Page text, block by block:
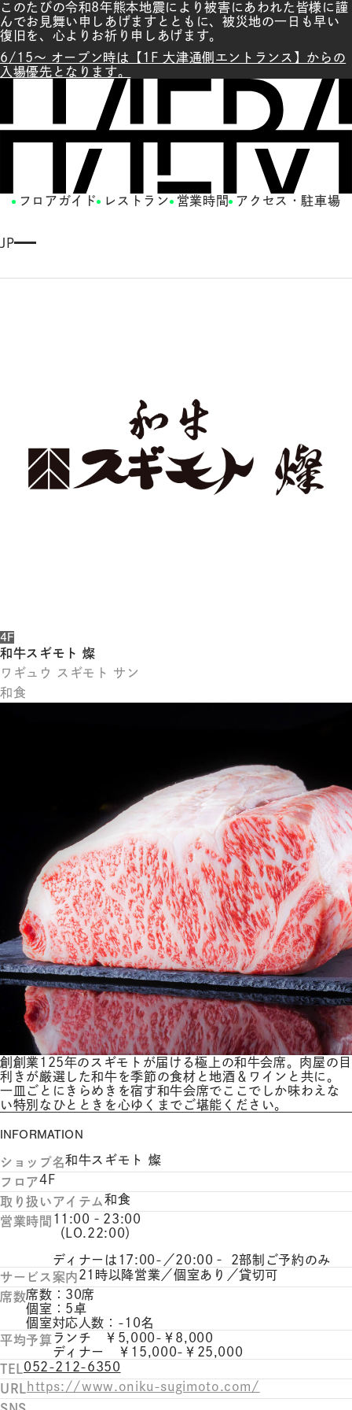
このたびの令和8年熊本地震により被害にあわれた皆様に謹
んでお見舞い申しあげますとともに、被災地の一日も早い
復旧を、心よりお祈り申しあげます。
6/15～ オープン時は【1F 大津通側エントランス】からの
入場優先となります。
フロアガイド レストラン 営業時間 アクセス・駐車場
JP
4F
和牛スギモト 燦
ワギュウ スギモト サン
和食
創創業125年のスギモトが届ける極上の和牛会席。肉屋の目
利きが厳選した和牛を季節の食材と地酒＆ワインと共に。
一皿ごとにきらめきを宿す和牛会席でここでしか味わえな
い特別なひとときを心ゆくまでご堪能ください。
INFORMATION
ショップ名和牛スギモト 燦
フロア4F
取り扱いアイテム和食
営業時間 11:00‐23:00
（LO.22:00）
ディナーは17:00-／20:00‐ 2部制ご予約のみ
サービス案内21時以降営業／個室あり／貸切可
席数席数：30席
個室：5卓
個室対応人数：-10名
平均予算ランチ ￥5,000-￥8,000
ディナー ￥15,000-￥25,000
TEL 052-212-6350
URL
https://www.oniku-sugimoto.com/